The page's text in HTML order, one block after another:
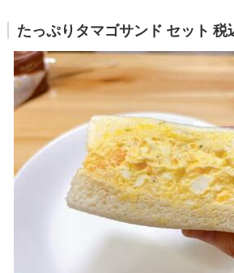
たっぷりタマゴサンド セット